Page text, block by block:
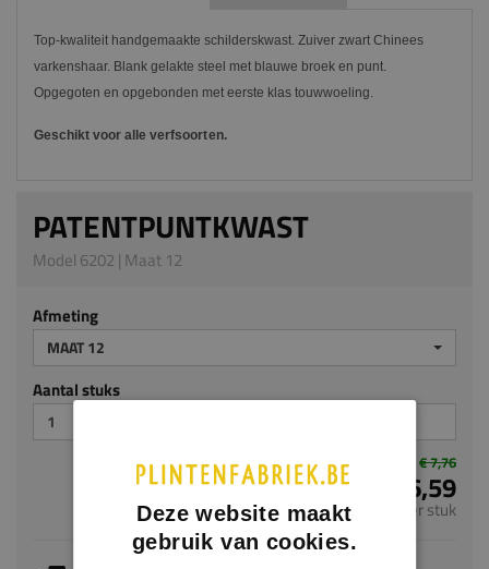
Top-kwaliteit handgemaakte schilderskwast. Zuiver zwart Chinees
varkenshaar. Blank gelakte steel met blauwe broek en punt.
Opgegoten en opgebonden met eerste klas touwwoeling.
Geschikt voor alle verfsoorten.
PATENTPUNTKWAST
Model 6202 | Maat 12
Afmeting
MAAT 12
Aantal stuks
€ 7,76
€ 6,59
per stuk
Deze website maakt
gebruik van cookies.